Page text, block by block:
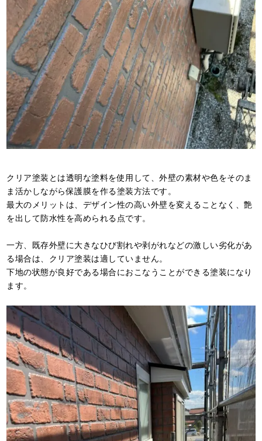
クリア塗装とは透明な塗料を使用して、外壁の素材や色をそのま
ま活かしながら保護膜を作る塗装方法です。
最大のメリットは、デザイン性の高い外壁を変えることなく、艶
を出して防水性を高められる点です。
一方、既存外壁に大きなひび割れや剥がれなどの激しい劣化があ
る場合は、クリア塗装は適していません。
下地の状態が良好である場合におこなうことができる塗装になり
ます。